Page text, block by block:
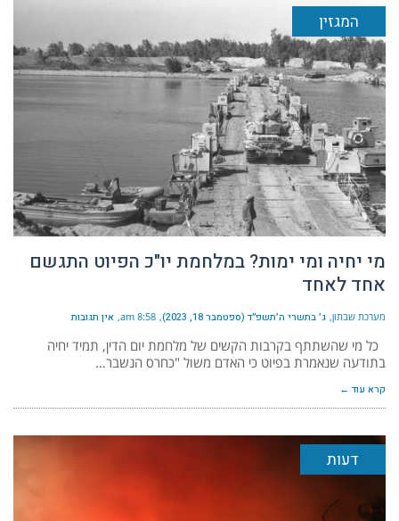
המגזין
מי יחיה ומי ימות? במלחמת יו"כ הפיוט התגשם
אחד לאחד
מערכת שבתון ג׳ בתשרי ה׳תשפ״ד (ספטמבר 18, 2023) 8:58 am אין תגובות
כל מי שהשתתף בקרבות הקשים של מלחמת יום הדין, תמיד יחיה
בתודעה שנאמרת בפיוט כי האדם משול "כחרס הנשבר…
קרא עוד ←
דעות